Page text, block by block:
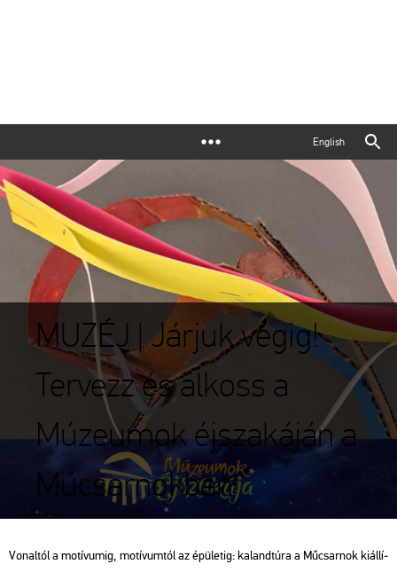
English
MUZÉJ | Járjuk végig!
Tervezz és alkoss a
Múzeumok éjszakáján a
Műcsarnokban
Vo­nal­tól a mo­tí­vu­mig, mo­tí­vum­tól az épü­le­tig: ka­land­tú­ra a Mű­csar­nok ki­ál­lí­